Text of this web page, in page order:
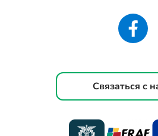
Связаться с